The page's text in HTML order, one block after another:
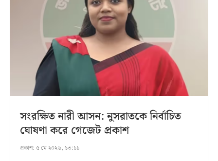
সংরক্ষিত নারী আসন: নুসরাতকে নির্বাচিত
ঘোষণা করে গেজেট প্রকাশ
প্রকাশ: ৫ মে ২০২৬, ১৩:১১